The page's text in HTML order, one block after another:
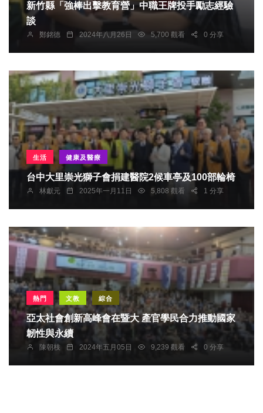
新竹縣「強棒出擊教育營」中職王牌投手勵志經驗
談
鄭銘德 2024年八月26日 5,700 觀看 0 分享
生活 健康及醫療
台中大里崇光獅子會捐建醫院2候車亭及100部輪椅
林獻元 2025年一月11日 5,808 觀看 1 分享
熱門 文教 綜合
亞太社會創新高峰會在暨大 產官學民合力推動國家
韌性與永續
陳朝枝 2024年五月05日 9,239 觀看 0 分享